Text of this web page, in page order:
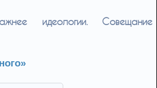
идеологии. Совещание